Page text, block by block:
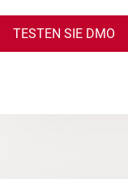
TESTEN SIE DMO